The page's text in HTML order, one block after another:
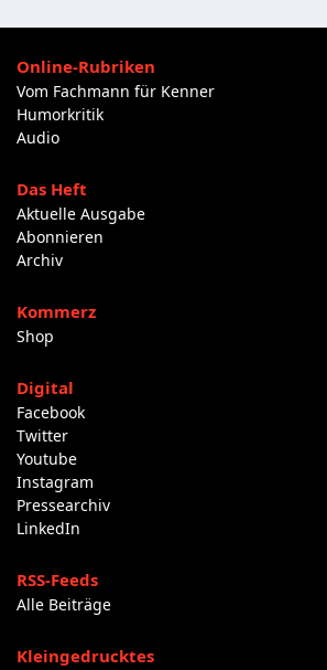
Online-Rubriken
Vom Fachmann für Kenner
Humorkritik
Audio
Das Heft
Aktuelle Ausgabe
Abonnieren
Archiv
Kommerz
Shop
Digital
Facebook
Twitter
Youtube
Instagram
Pressearchiv
LinkedIn
RSS-Feeds
Alle Beiträge
Kleingedrucktes